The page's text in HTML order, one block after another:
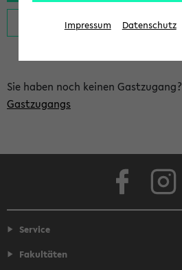
Sie haben noch keinen Gastzugang?
Gastzugangs
Service
Fakultäten
Impressum Datenschutz